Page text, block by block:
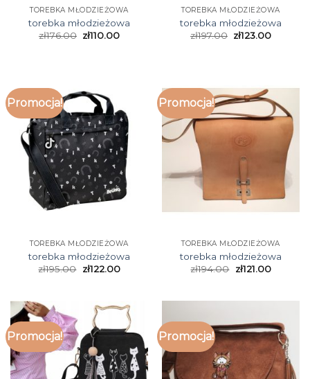
TOREBKA MŁODZIEŻOWA
torebka młodzieżowa
zł176.00 zł110.00
TOREBKA MŁODZIEŻOWA
torebka młodzieżowa
zł197.00 zł123.00
Promocja!
TOREBKA MŁODZIEŻOWA
torebka młodzieżowa
zł195.00 zł122.00
Promocja!
TOREBKA MŁODZIEŻOWA
torebka młodzieżowa
zł194.00 zł121.00
Promocja! Promocja!